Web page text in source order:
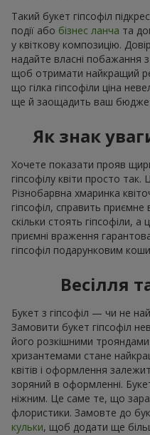
Такий букет гіпсофіл
події або бізнес ланча та
у квіткову композицію.
надайте власні побажання
щоб отримати найкращий
що гілка гіпсофіли ціна
ще й заощадить ваш
Як знак
Хочете показати прояв
гіпсофілу квіти просто так.
Різнобарвна хмаринка
гіпсофіл, справить
скільки стоять гіпсофіли,
приємні враження
гіпсофіл подарунковим
Весілля
Букет з гіпсофіл — чи не
Замовити букет гіпсофіл
його розкішними
хризантемами стане
квітів і оформлення
зоряний в оформленні.
ніжним. Це саме те, що
флористики. Замовте до
кульки, щоб додати ще